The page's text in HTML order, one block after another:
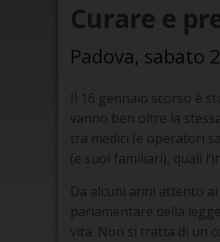
Curare e
Padova, sabato
Il 16 gennaio scorso è
vanno ben oltre la
tra medici (e operatori
(e suoi familiari), quali
Da alcuni anni attento
parlamentare della
vita. Non si tratta di un